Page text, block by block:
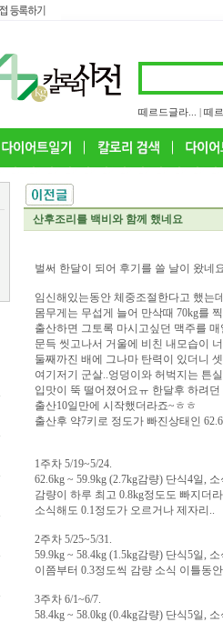
떼르드글라... 떼
산후조리를 백비와 함께 했네요
벌써 한달이 되어 후기를 쓸 날이 왔네
임신해있는동안 체중조절한다고 했는
몸무게는 무섭게 늘어 만삭때 70kg를
출산하면 그토록 마시고싶던 맥주를
문득 씻고나서 거울에 비친 내모습이
둘째까진 배에 그나마 탄력이 있더니
여기저기 군살..엉덩이와 허벅지는 튼
입맛이 뚝 떨어졌어요ㅠ 한달후 하려
출산10일만에 시작했더라죠~ㅎㅎ
출산후 약7키로 정도가 빠진상태인
1주차 5/19~5/24.
62.6kg ~ 59.9kg (2.7kg감량) 단식4일,
감량이 하루 최고 0.8kg정도도 빠지더
소식해도 0.1정도가 오르거나 제자리..
2주차 5/25~5/31.
59.9kg ~ 58.4kg (1.5kg감량) 단식5일,
이쯤부터 0.3정도씩 감량 소식 이틀동
3주차 6/1~6/7.
58.4kg ~ 58.0kg (0.4kg감량) 단식5일,